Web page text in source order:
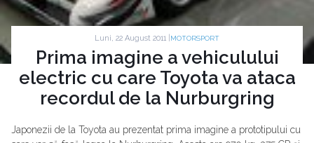
Luni, 22 August 2011 | MOTORSPORT
Prima imagine a vehiculului
electric cu care Toyota va ataca
recordul de la Nurburgring
Japonezii de la Toyota au prezentat prima imagine a prototipului cu